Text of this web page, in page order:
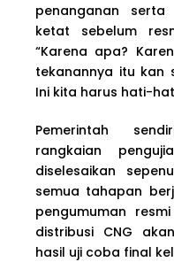
penanganan
ketat sebelum
“Karena apa?
tekanannya itu kan
Ini kita harus hati-
Pemerintah
rangkaian
diselesaikan
semua tahapan
pengumuman
distribusi CNG
hasil uji coba final